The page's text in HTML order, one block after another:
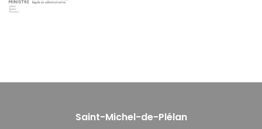
Saint-Michel-de-Plélan